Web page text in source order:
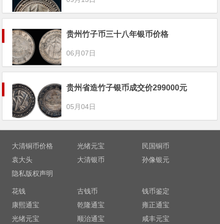
贵州竹子币三十八年银币价格
06月07日
贵州省造竹子银币成交价299000元
05月04日
大清铜币价格 光绪元宝
民国铜币
袁大头
大清银币
孙像银元
隐私版权声明
花钱 古钱币
钱币鉴定
康熙通宝
乾隆通宝
雍正通宝
光绪元宝
顺治通宝 咸丰元宝